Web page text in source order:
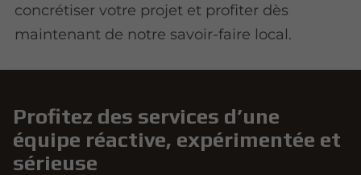
concrétiser votre projet et profiter dès
maintenant de notre savoir-faire local.
Profitez des services d’une
équipe réactive, expérimentée et
sérieuse